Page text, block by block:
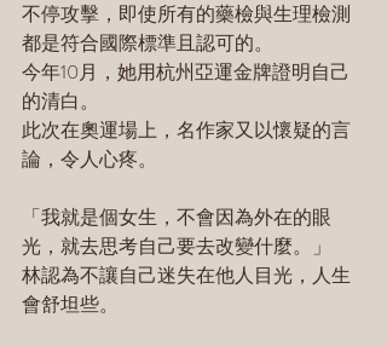
不停攻擊，即使所有的藥檢與生理檢測
都是符合國際標準且認可的。
今年10月，她用杭州亞運金牌證明自己
的清白。
此次在奧運場上，名作家又以懷疑的言
論，令人心疼。
「我就是個女生，不會因為外在的眼
光，就去思考自己要去改變什麼。」
林認為不讓自己迷失在他人目光，人生
會舒坦些。